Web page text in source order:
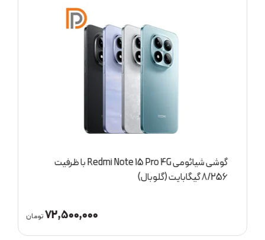
گوشی شیائومی Redmi Note 15 Pro 4G با ظرفیت
8/256 گیگابایت (گلوبال)
72,500,000 تومان